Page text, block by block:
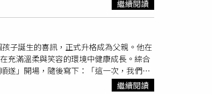
展形式，將鏡頭對準容易被忽視的社會角
年，至今累計支持近47萬名受助者及其家
、擠在一張單人床練歌，甚至累倒在電腦
點。梁文音近來除了準備台中演唱會，
的巨大壓力，她笑稱自己靠剪輯生活影片
票於7月28日下午1點開賣。梁文音9月6日
）
繼續閱讀
子誕生的喜訊，正式升格成為父親。他在
充滿溫柔與笑容的環境中健康成長。綜合
遂」開場，隨後寫下：「這一次，我們迎
人將共同努力前行，「希望孩子能夠每
繼續閱讀